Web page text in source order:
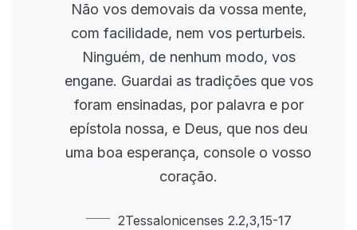
Não vos demovais da vossa mente,
com facilidade, nem vos perturbeis.
Ninguém, de nenhum modo, vos
engane. Guardai as tradições que vos
foram ensinadas, por palavra e por
epístola nossa, e Deus, que nos deu
uma boa esperança, console o vosso
coração.
2Tessalonicenses 2.2,3,15-17